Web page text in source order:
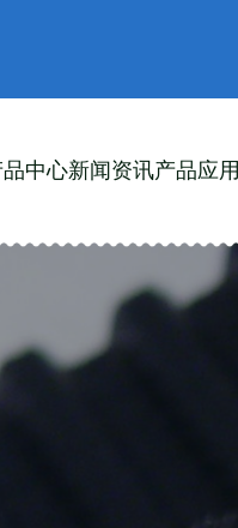
品中心新闻资讯产品应用